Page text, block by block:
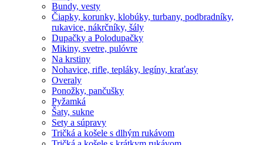
Bundy, vesty
Čiapky, korunky, klobúky, turbany, podbradníky,
rukavice, nákrčníky, šály
Dupačky a Polodupačky
Mikiny, svetre, pulóvre
Na krstiny
Nohavice, rifle, tepláky, legíny, kraťasy
Overaly
Ponožky, pančušky
Pyžamká
Šaty, sukne
Sety a súpravy
Tričká a košele s dlhým rukávom